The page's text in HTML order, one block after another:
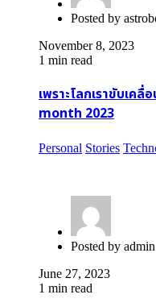
Posted by
November 8, 2023
1 min read
เพราะโลกเราขับเค
month 2023
Personal Stories
Posted by admin
June 27, 2023
1 min read